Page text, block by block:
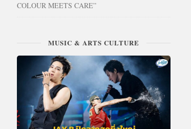
COLOUR MEETS CARE”
MUSIC & ARTS CULTURE